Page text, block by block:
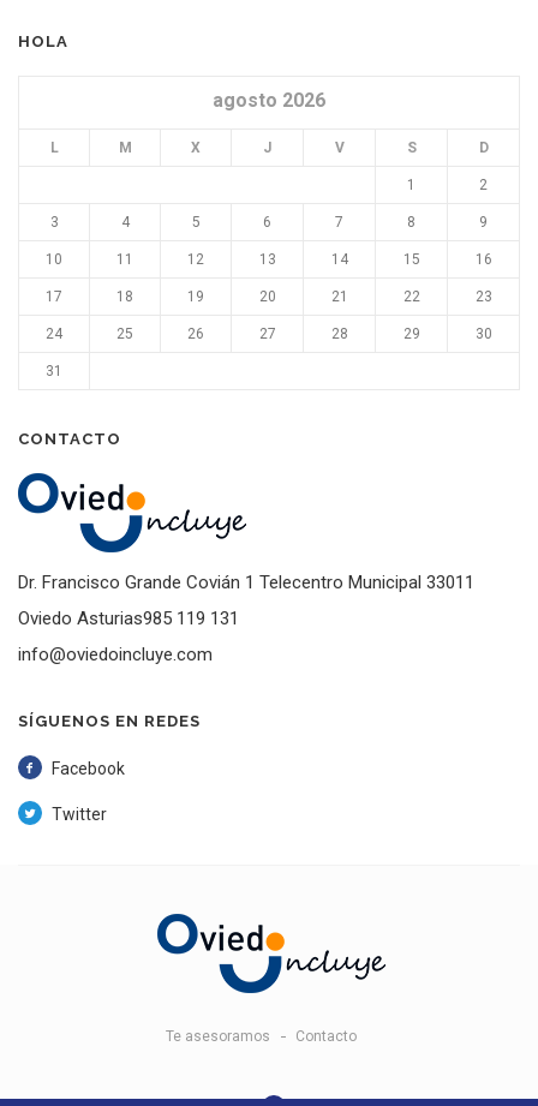
HOLA
agosto 2026
L M X J V S D
1 2
3 4 5 6 7 8 9
10 11 12 13 14 15 16
17 18 19 20 21 22 23
24 25 26 27 28 29 30
31
CONTACTO
Dr. Francisco Grande Covián 1 Telecentro Municipal 33011
Oviedo Asturias985 119 131
info@oviedoincluye.com
SÍGUENOS EN REDES
Facebook
Twitter
Te asesoramos Contacto